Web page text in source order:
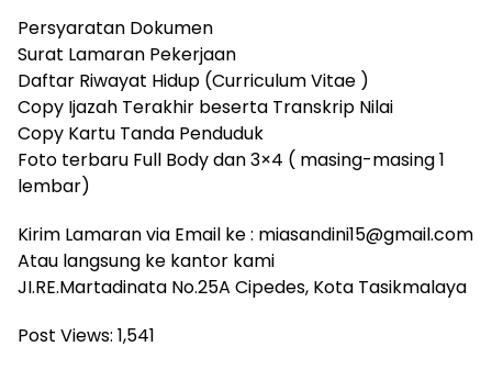
Persyaratan Dokumen
Surat Lamaran Pekerjaan
Daftar Riwayat Hidup (Curriculum Vitae )
Copy Ijazah Terakhir beserta Transkrip Nilai
Copy Kartu Tanda Penduduk
Foto terbaru Full Body dan 3×4 ( masing-masing 1
lembar)
Kirim Lamaran via Email ke : miasandini15@gmail.com
Atau langsung ke kantor kami
JI.RE.Martadinata No.25A Cipedes, Kota Tasikmalaya
Post Views: 1,541